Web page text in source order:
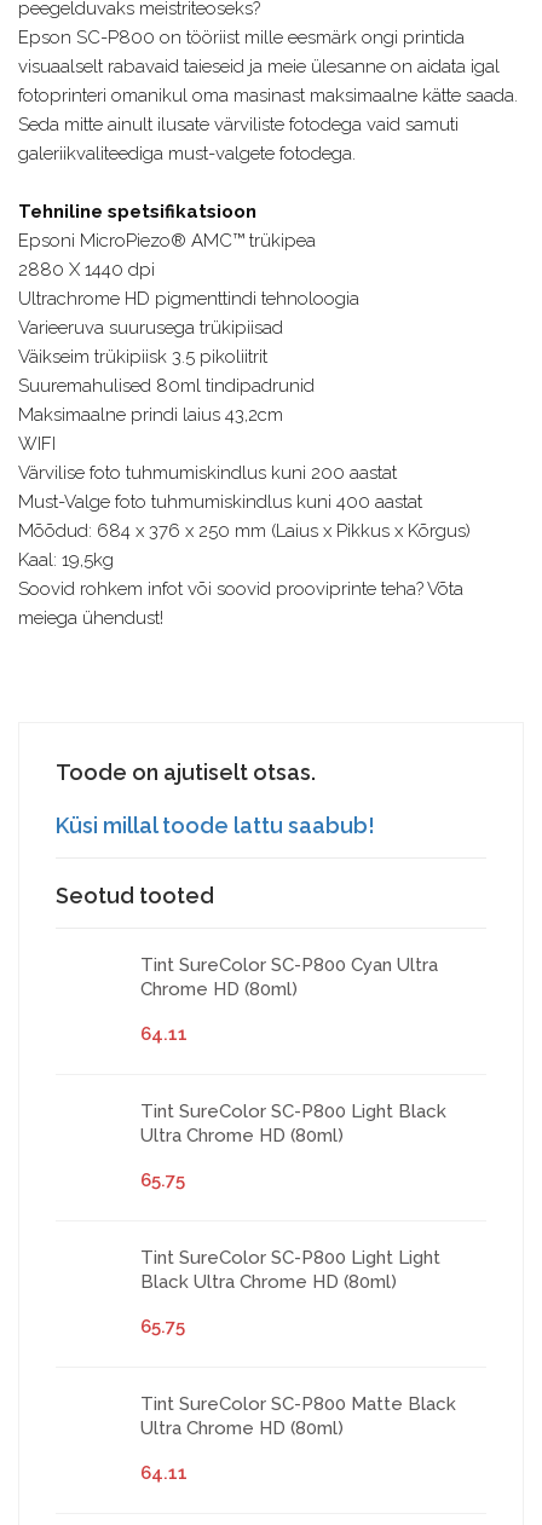
peegelduvaks meistriteoseks?
Epson SC-P800 on tööriist mille eesmärk ongi printida
visuaalselt rabavaid taieseid ja meie ülesanne on aidata igal
fotoprinteri omanikul oma masinast maksimaalne kätte saada.
Seda mitte ainult ilusate värviliste fotodega vaid samuti
galeriikvaliteediga must-valgete fotodega.
Tehniline spetsifikatsioon
Epsoni MicroPiezo® AMC™ trükipea
2880 X 1440 dpi
Ultrachrome HD pigmenttindi tehnoloogia
Varieeruva suurusega trükipiisad
Väikseim trükipiisk 3.5 pikoliitrit
Suuremahulised 80ml tindipadrunid
Maksimaalne prindi laius 43,2cm
WIFI
Värvilise foto tuhmumiskindlus kuni 200 aastat
Must-Valge foto tuhmumiskindlus kuni 400 aastat
Mõõdud: 684‎ x 376 x 250 mm (Laius x Pikkus x Kõrgus)
Kaal: 19,5kg
Soovid rohkem infot või soovid prooviprinte teha? Võta
meiega ühendust!
Toode on ajutiselt otsas.
Küsi millal toode lattu saabub!
Seotud tooted
Tint SureColor SC-P800 Cyan Ultra
Chrome HD (80ml)
64.11
Tint SureColor SC-P800 Light Black
Ultra Chrome HD (80ml)
65.75
Tint SureColor SC-P800 Light Light
Black Ultra Chrome HD (80ml)
65.75
Tint SureColor SC-P800 Matte Black
Ultra Chrome HD (80ml)
64.11